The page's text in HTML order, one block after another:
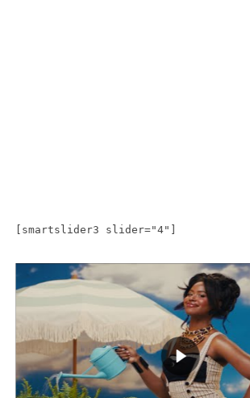
[smartslider3 slider="4"]